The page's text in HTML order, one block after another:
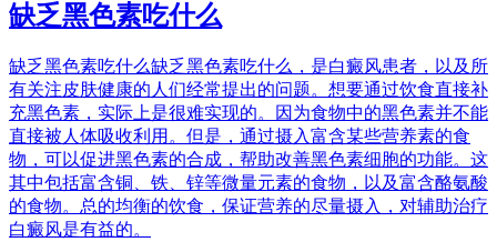
缺乏黑色素吃什么
缺乏黑色素吃什么缺乏黑色素吃什么，是白癜风患者，以及所
有关注皮肤健康的人们经常提出的问题。想要通过饮食直接补
充黑色素，实际上是很难实现的。因为食物中的黑色素并不能
直接被人体吸收利用。但是，通过摄入富含某些营养素的食
物，可以促进黑色素的合成，帮助改善黑色素细胞的功能。这
其中包括富含铜、铁、锌等微量元素的食物，以及富含酪氨酸
的食物。总的均衡的饮食，保证营养的尽量摄入，对辅助治疗
白癜风是有益的。